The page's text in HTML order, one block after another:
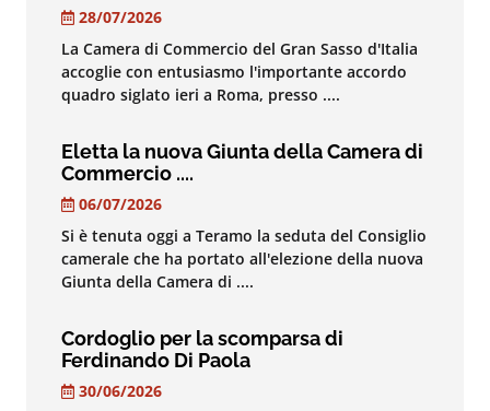
28/07/2026
La Camera di Commercio del Gran Sasso d'Italia
accoglie con entusiasmo l'importante accordo
quadro siglato ieri a Roma, presso ....
Eletta la nuova Giunta della Camera di
Commercio ....
06/07/2026
Si è tenuta oggi a Teramo la seduta del Consiglio
camerale che ha portato all'elezione della nuova
Giunta della Camera di ....
Cordoglio per la scomparsa di
Ferdinando Di Paola
30/06/2026